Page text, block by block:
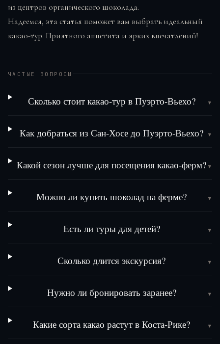
из центров органического шоколада.
Надеемся, эта статья поможет вам выбрать идеальный
какао-тур. Приятного аппетита и ярких впечатлений!
ЧАСТЫЕ ВОПРОСЫ
Сколько стоит какао-тур в Пуэрто-Вьехо? ▾
Как добраться из Сан-Хосе до Пуэрто-Вьехо? ▾
Какой сезон лучше для посещения какао-ферм?▾
Можно ли купить шоколад на ферме? ▾
Есть ли туры для детей? ▾
Сколько длится экскурсия? ▾
Нужно ли бронировать заранее? ▾
Какие сорта какао растут в Коста-Рике? ▾